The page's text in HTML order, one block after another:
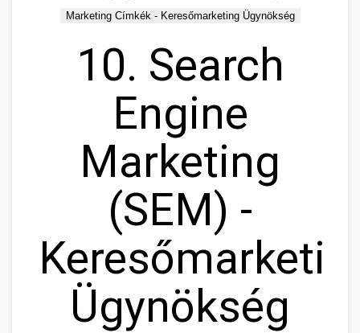
Marketing Címkék - Keresőmarketing Ügynökség
10. Search
Engine
Marketing
(SEM) -
Ügynökség